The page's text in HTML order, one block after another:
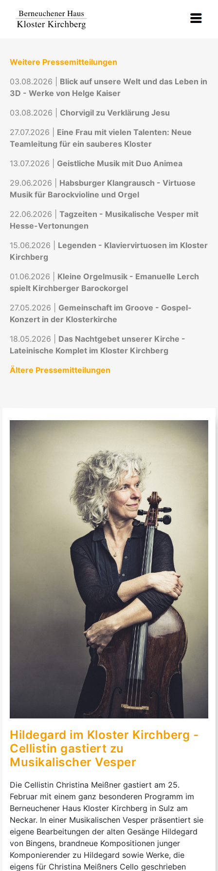
Weitere Pressemitteilungen
03.08.2026 | Blick auf unsere Welt und das Leben in
3D - Werke von Helge Kaiser
03.08.2026 | Chorvigil zu Verklärung Jesu
27.07.2026 | Eine Frau mit vielen Talenten: Neue
Teamleitung für ein sauberes Kloster
13.07.2026 | Geistliche Musik mit Duo Animea
29.06.2026 | Habsburger Klangrausch - Virtuose
Musik für Barockvioline und Orgel
22.06.2026 | Tagzeiten - Musikalische Vesper mit
Hesse-Vertonungen
15.06.2026 | Legenden - Klaviervirtuosen im Kloster
Kirchberg
01.06.2026 | Kleine Orgelmusik - Emanuelle Lerch
spielt Kirchberger Barockorgel
27.05.2026 | Gemeinschaft im Groove - Gospel-
Konzert in der Klosterkirche
18.05.2026 | Das Nachtgebet unserer Kirche -
Lateinische Komplet im Kloster Kirchberg
Ältere Pressemitteilungen
Hildegard im Kloster Kirchberg -
Cellistin gastiert zu
Musikalischer Vesper
Die Cellistin Christina Meißner gastiert am 25.
Februar mit einem ganz besonderen Programm im
Berneuchener Haus Kloster Kirchberg in Sulz am
Neckar. In einer Musikalischen Vesper präsentiert sie
eigene Bearbeitungen der alten Gesänge Hildegard
von Bingens, brandneue Kompositionen junger
Komponierender zu Hildegard sowie Werke, die
eigens für Christina Meißners Cello geschrieben